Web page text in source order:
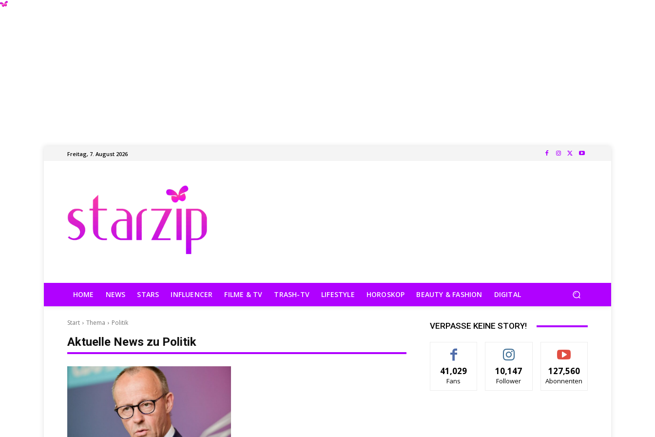
Freitag, 7. August 2026
HOME NEWS STARS INFLUENCER FILME & TV TRASH-TV LIFESTYLE HOROSKOP BEAUTY & FASHION DIGITAL
Start Thema Politik
Aktuelle News zu Politik
VERPASSE KEINE STORY!
41,029
Fans
10,147
Follower
127,560
Abonnenten